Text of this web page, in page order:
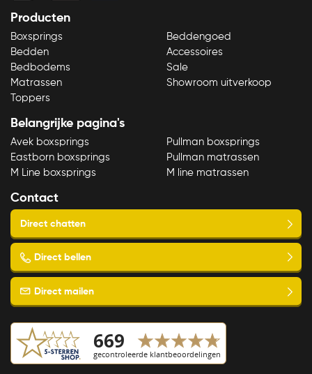
Producten
Boxsprings
Bedden
Bedbodems
Matrassen
Toppers
Beddengoed
Accessoires
Sale
Showroom uitverkoop
Belangrijke pagina's
Avek boxsprings
Eastborn boxsprings
M Line boxsprings
Pullman boxsprings
Pullman matrassen
M line matrassen
Contact